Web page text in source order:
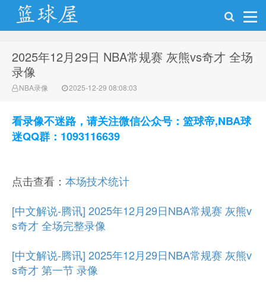
NBA录像网
2025年12月29日 NBA常规赛 灰熊vs奇才 全场
录像
NBA录像 2025-12-29 08:08:03
看录像不迷路，请关注微信公众号：篮球帝,NBA球
迷QQ群：1093116639
点击查看： 本场技术统计
[中文解说-腾讯] 2025年12月29日NBA常规赛 灰熊v
s奇才 全场完整录像
[中文解说-腾讯] 2025年12月29日NBA常规赛 灰熊v
s奇才 第一节 录像